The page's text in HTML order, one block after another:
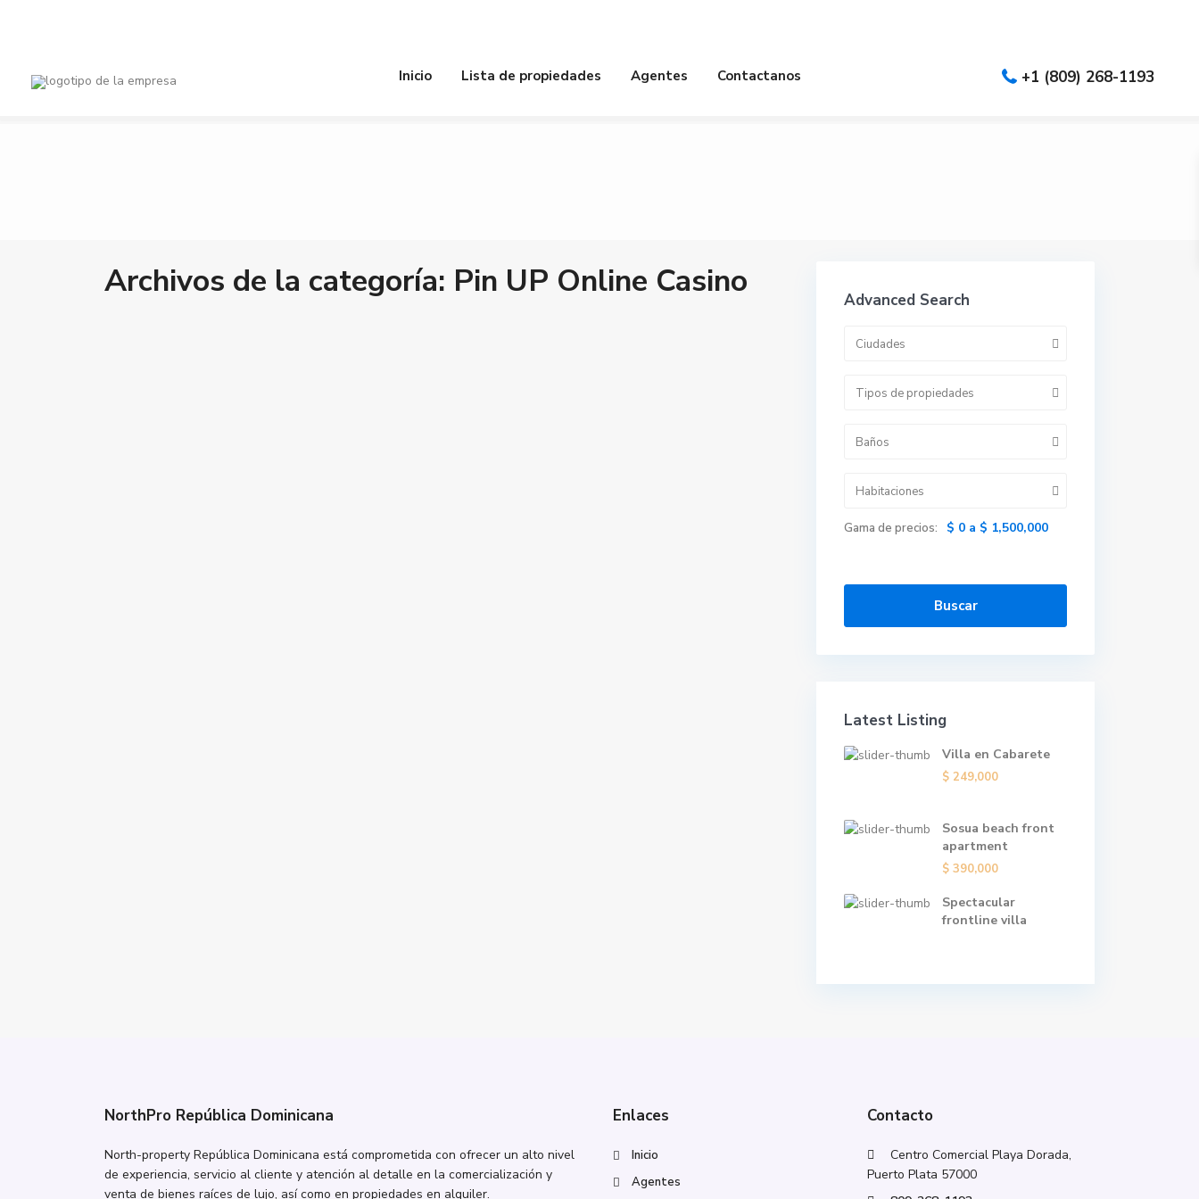
+1 (809) 268-1193
Inicio Lista de propiedades Agentes Contactanos
Archivos de la categoría: Pin UP Online Casino Advanced Search
Ciudades
Tipos de propiedades
Baños
Habitaciones
Gama de precios: $ 0 a $ 1,500,000
Buscar
Latest Listing
Villa en Cabarete
$ 249,000
Sosua beach front
apartment
$ 390,000
Spectacular
frontline villa
NorthPro República Dominicana
North-property República Dominicana está comprometida con ofrecer un alto nivel
de experiencia, servicio al cliente y atención al detalle en la comercialización y
venta de bienes raíces de lujo, así como en propiedades en alquiler.
Enlaces
Inicio
Agentes
Contacto
Centro Comercial Playa Dorada,
Puerto Plata 57000